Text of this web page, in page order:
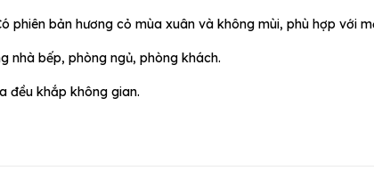
phiên bản hương cỏ mùa xuân và không mùi, phù hợp với
nhà bếp, phòng ngủ, phòng khách.
đều khắp không gian.